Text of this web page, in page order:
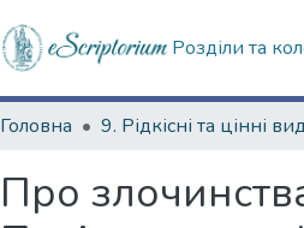
Розділи та
Головна
Про